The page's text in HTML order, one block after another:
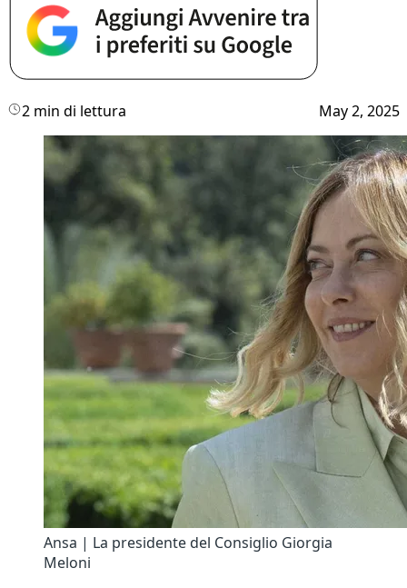
2 min di lettura May 2, 2025
Ansa | La presidente del Consiglio Giorgia
Meloni